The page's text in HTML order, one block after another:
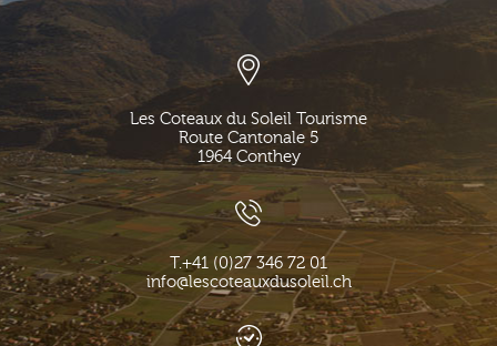
Les Coteaux du Soleil Tourisme
Route Cantonale 5
1964 Conthey
T.+41 (0)27 346 72 01
info@lescoteauxdusoleil.ch